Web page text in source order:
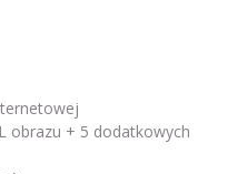
obrazu + 5 dodatkowych